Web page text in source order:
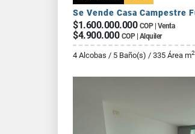
$1.600.000.000 COP | Venta
$4.900.000 COP | Alquiler
4 Alcobas / 5 Baño(s) / 335 Área m2